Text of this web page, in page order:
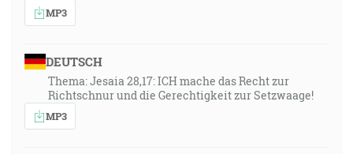
MP3
DEUTSCH
Thema: Jesaia 28,17: ICH mache das Recht zur
Richtschnur und die Gerechtigkeit zur Setzwaage!
MP3